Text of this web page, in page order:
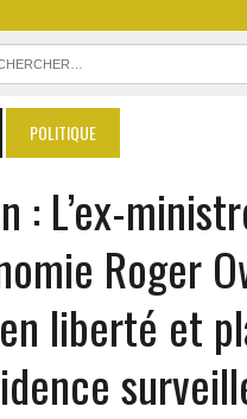
POLITIQUE
: L’ex-
Roger
liberté et